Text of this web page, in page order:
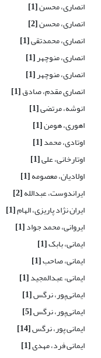
انصاری، محسن[1]
انصاری، محسن[2]
انصاری، محمدتقی[1]
انصاری، منوچهر[1]
انصاری، منوچهر[1]
انصاری مقدم، صادق[1]
انوشه، مرتضی[1]
اهوری، هومن[1]
اوتادی، محمد[1]
اوتارخانی، علی[1]
اولادیان، معصومه[1]
ایراندوست، عبدالله[2]
ایران نژاد پاریزی، الهام[1]
ایروانی، محمد جواد[1]
ایمانی، بابک[1]
ایمانی، صاحب[1]
ایمانی، عبدالمجید[1]
ایمانی‌‌پور، نرگس[1]
ایمانی‌پور، نرگس[5]
ایمانی پور، نرگس[14]
ایمانی فرد، مهدی[1]